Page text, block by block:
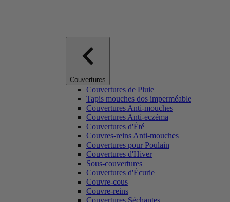
Couvertures
Couvertures de Pluie
Tapis mouches dos imperméable
Couvertures Anti-mouches
Couvertures Anti-eczéma
Couvertures d'Été
Couvres-reins Anti-mouches
Couvertures pour Poulain
Couvertures d'Hiver
Sous-couvertures
Couvertures d'Écurie
Couvre-cous
Couvre-reins
Couvertures Séchantes